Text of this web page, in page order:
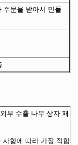
주문을 받아서 만들
부 수출 나무 상자 패
사항에 따라 가장 적합